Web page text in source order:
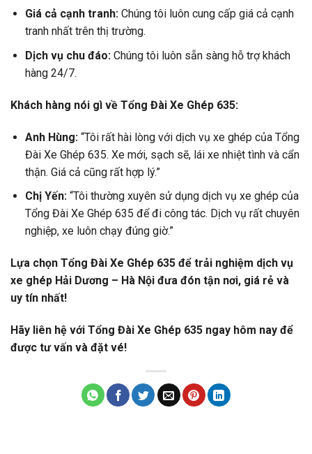
Giá cả cạnh tranh:Chúng tôi luôn cung cấp giá cả cạnh
tranh nhất trên thị trường.
Dịch vụ chu đáo:Chúng tôi luôn sẵn sàng hỗ trợ khách
hàng 24/7.
Khách hàng nói gì về Tổng Đài Xe Ghép 635:
Anh Hùng:“Tôi rất hài lòng với dịch vụ xe ghép của Tổng
Đài Xe Ghép 635. Xe mới, sạch sẽ, lái xe nhiệt tình và cẩn
thận. Giá cả cũng rất hợp lý.”
Chị Yến:“Tôi thường xuyên sử dụng dịch vụ xe ghép của
Tổng Đài Xe Ghép 635 để đi công tác. Dịch vụ rất chuyên
nghiệp, xe luôn chạy đúng giờ.”
Lựa chọn Tổng Đài Xe Ghép 635 để trải nghiệm dịch vụ
xe ghép Hải Dương – Hà Nội đưa đón tận nơi, giá rẻ và
uy tín nhất!
Hãy liên hệ với Tổng Đài Xe Ghép 635 ngay hôm nay để
được tư vấn và đặt vé!